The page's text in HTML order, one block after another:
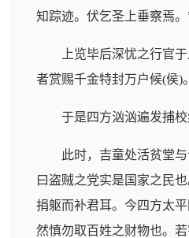
知踪迹。伏乞圣上垂察焉。
上览毕后深忧之行官
者赏赐千金特封万户候(侯)
于是四方汹汹遍发捕校
此时，吉童处活贫堂
曰盗贼之党实是国家之民
捐躯而补君耳。今四方太
然慎勿取百姓之财物也。